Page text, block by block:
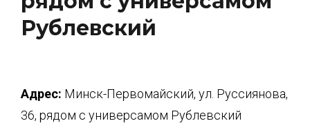
Рублевский
Адрес: Минск-Первомайский, ул. Руссиянова,
36, рядом с универсамом Рублевский